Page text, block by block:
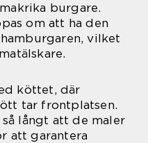
burgare.
om att ha den
vilket
köttet, där
tar frontplatsen.
långt att de maler
att garantera